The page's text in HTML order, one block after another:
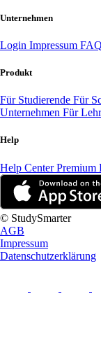
Unternehmen
Login Impressum FAQ
Produkt
Für Studierende Für
Unternehmen Für
Help
Help CenterPremium
© StudySmarter
AGB
Impressum
Datenschutzerklärung